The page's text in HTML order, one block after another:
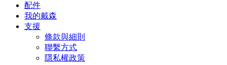
配件
我的戴森
支援
條款與細則
聯繫方式
隱私權政策